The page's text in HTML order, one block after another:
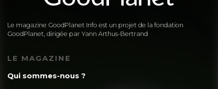
Le magazine GoodPlanet Info est un projet de la fondation
GoodPlanet, dirigée par Yann Arthus-Bertrand
LE MAGAZINE
Qui sommes-nous ?